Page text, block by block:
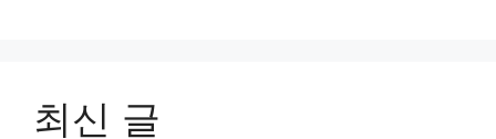
최신 글